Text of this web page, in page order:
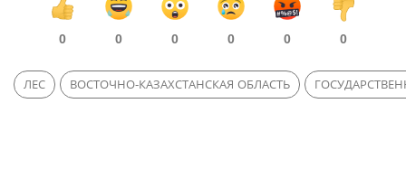
0 0 0 0 0 0
ЛЕС ВОСТОЧНО-КАЗАХСТАНСКАЯ ОБЛАСТЬ